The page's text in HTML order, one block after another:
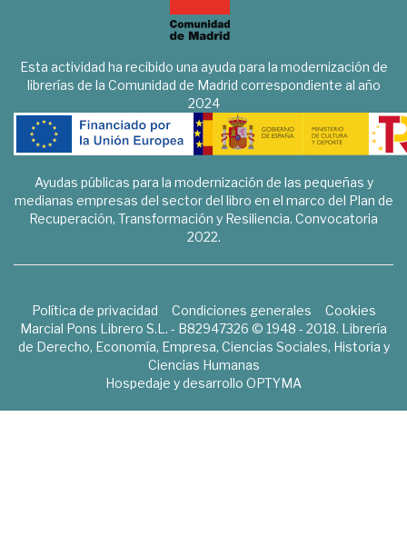
Esta actividad ha recibido una ayuda para la modernización de
librerías de la Comunidad de Madrid correspondiente al año
2024
Ayudas públicas para la modernización de las pequeñas y
medianas empresas del sector del libro en el marco del Plan de
Recuperación, Transformación y Resiliencia. Convocatoria
2022.
Política de privacidad Condiciones generales
Cookies
Marcial Pons Librero S.L. - B82947326 © 1948 - 2018. Librería
de Derecho, Economía, Empresa, Ciencias Sociales, Historia y
Ciencias Humanas
Hospedaje y desarrollo OPTYMA